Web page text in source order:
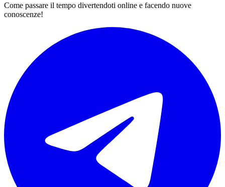
Come passare il tempo divertendoti online e facendo nuove
conoscenze!